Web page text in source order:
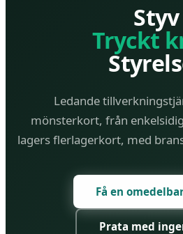
Styv
Tryckt
Ledande
mönsterkort, från
lagers flerlagerkort, med
Få en
Prata med